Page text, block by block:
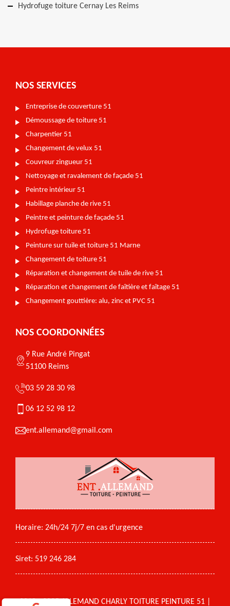
Hydrofuge toiture Cernay Les Reims
NOS SERVICES
Entreprise de couverture 51
Démoussage de toiture 51
Charpentier 51
Changement de velux 51
Couvreur zingueur 51
Nettoyage et ravalement de façade 51
Peintre intérieur 51
Habillage planche de rive 51
Peintre et peinture de façade 51
Hydrofuge toiture 51
Peinture sur tuile et toiture 51 Marne
Changement de toiture 51
Réparation et changement de tuile de rive 51
Réparation et changement de faîtière et faîtage 51
Changement gouttière: alu, zinc et PVC 51
NOS COORDONNÉES
9 Rue André Pingat
51100 Reims
03 59 28 30 98
06 12 52 98 12
ent.allemand@gmail.com
Horaire: 24h/24 7j/7 en cas d'urgence
Siret: 519 246 284
2018 - 2025 ALLEMAND CHARLY TOITURE PEINTURE 51 |